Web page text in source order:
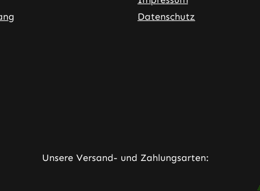
Link) Link)
Tab (externer Link)
Link)
Datenschutz
Unsere Versand- und Zahlungsarten: